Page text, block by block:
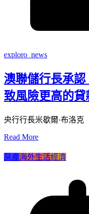
exploro_news
澳聯儲行長承
致風險更高的貸
央行行長米歇爾·布洛克
Read More
房產海外生活經濟